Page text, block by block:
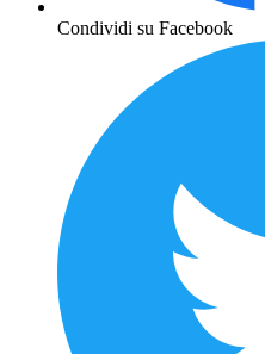
Condividi su Facebook